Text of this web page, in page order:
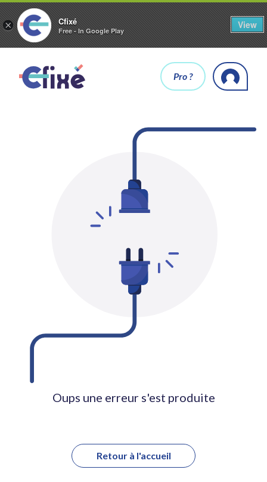
× Cfixé
Free - In Google Play
View
Pro ?
Oups une erreur s'est produite
Retour à l'accueil